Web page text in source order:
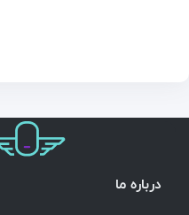
درباره ما